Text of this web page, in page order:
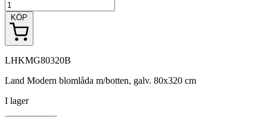
KÖP
LHKMG80320B
Land Modern blomlåda m/botten, galv. 80x320 cm
I lager